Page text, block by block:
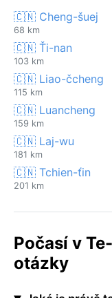
🇨🇳 Cheng-šuej
68 km
🇨🇳 Ťi-nan
103 km
🇨🇳 Liao-čcheng
115 km
🇨🇳 Luancheng
159 km
🇨🇳 Laj-wu
181 km
🇨🇳 Tchien-ťin
201 km
Počasí v
otázky